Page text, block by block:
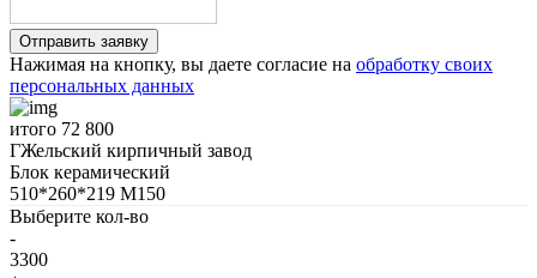
Нажимая на кнопку, вы даете согласие на обработку своих
персональных данных
итого 72 800
ГЖельский кирпичный завод
Блок керамический
510*260*219 М150
Выберите кол-во
-
3300